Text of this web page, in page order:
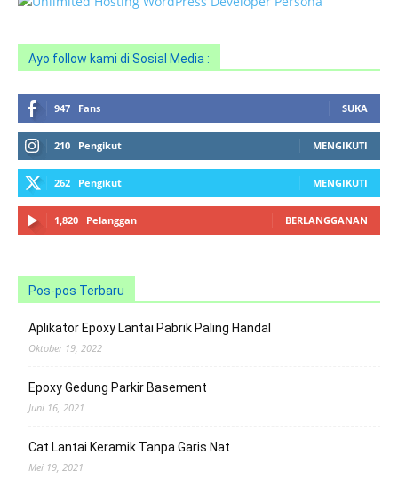
Ayo follow kami di Sosial Media :
947 Fans SUKA
210 Pengikut MENGIKUTI
262 Pengikut MENGIKUTI
1,820 Pelanggan BERLANGGANAN
Pos-pos Terbaru
Aplikator Epoxy Lantai Pabrik Paling Handal
Oktober 19, 2022
Epoxy Gedung Parkir Basement
Juni 16, 2021
Cat Lantai Keramik Tanpa Garis Nat
Mei 19, 2021